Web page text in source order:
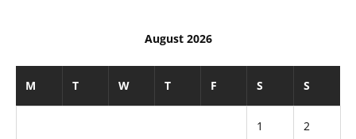
August 2026
M T W T F S S
1 2